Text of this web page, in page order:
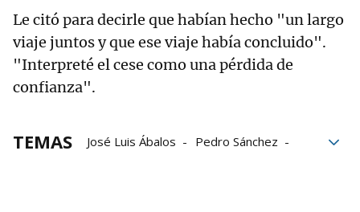
Le citó para decirle que habían hecho "un largo
viaje juntos y que ese viaje había concluido".
"Interpreté el cese como una pérdida de
confianza".
TEMAS José Luis Ábalos
Pedro Sánchez